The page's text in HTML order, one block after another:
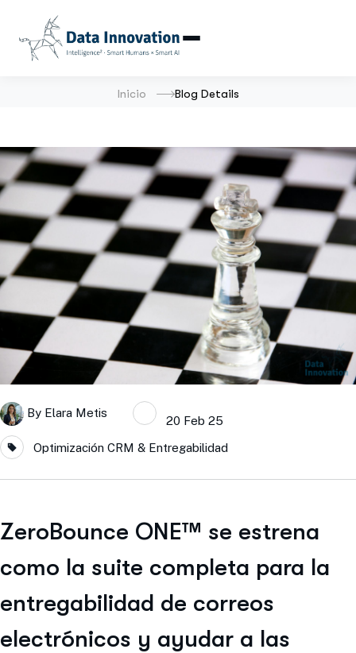
Inicio Blog Details
By Elara Metis
20 Feb 25
Optimización CRM & Entregabilidad
ZeroBounce ONE™ se estrena
como la suite completa para la
entregabilidad de correos
electrónicos y ayudar a las